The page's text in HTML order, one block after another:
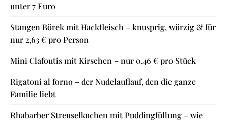
unter 7 Euro
Stangen Börek mit Hackfleisch – knusprig, würzig & für
nur 2,63 € pro Person
Mini Clafoutis mit Kirschen – nur 0,46 € pro Stück
Rigatoni al forno – der Nudelauflauf, den die ganze
Familie liebt
Rhabarber Streuselkuchen mit Puddingfüllung – wie